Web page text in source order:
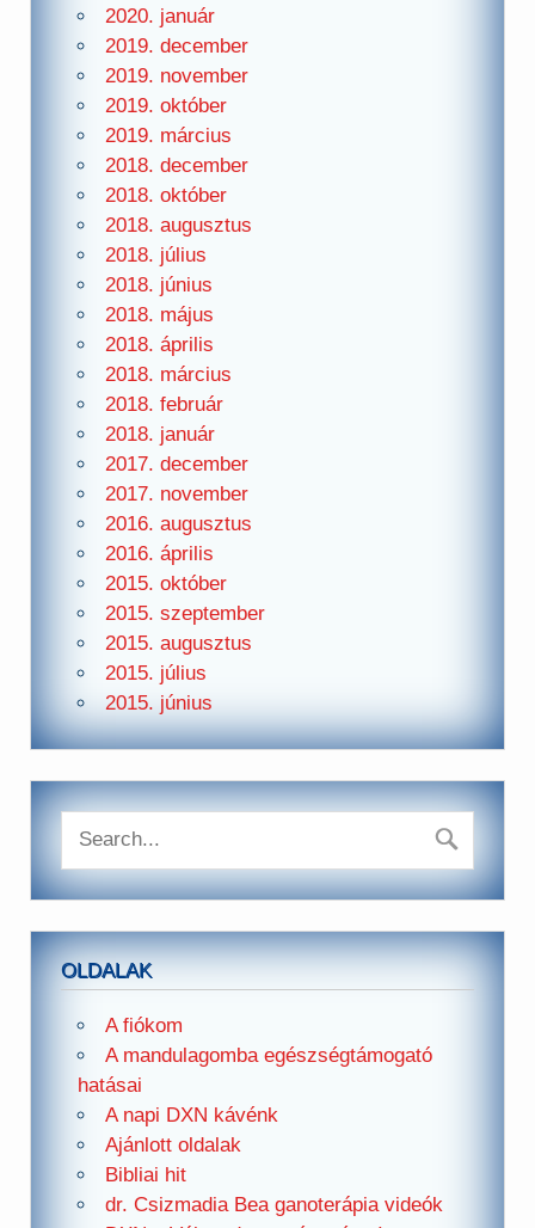
2020. január
2019. december
2019. november
2019. október
2019. március
2018. december
2018. október
2018. augusztus
2018. július
2018. június
2018. május
2018. április
2018. március
2018. február
2018. január
2017. december
2017. november
2016. augusztus
2016. április
2015. október
2015. szeptember
2015. augusztus
2015. július
2015. június
OLDALAK
A fiókom
A mandulagomba egészségtámogató
hatásai
A napi DXN kávénk
Ajánlott oldalak
Bibliai hit
dr. Csizmadia Bea ganoterápia videók